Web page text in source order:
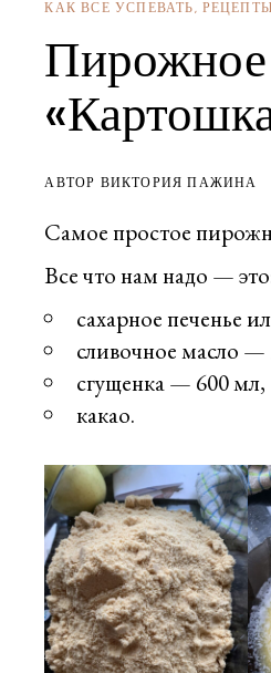
КАК ВСЕ УСПЕВАТЬ РЕЦЕПТЫ
Пирожное
АВТОР ВИКТОРИЯ ПАЖИНА
Самое простое
Все что нам надо —
сахарное печенье
сливочное масло —
сгущенка — 600 мл,
какао.